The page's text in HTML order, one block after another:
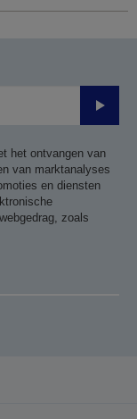
het ontvangen van
van marktanalyses
en diensten
zoals